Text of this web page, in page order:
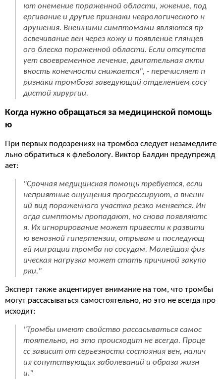
ют онемение пораженной области, жжение, под
ергивание и другие признаки неврологического н
арушения. Внешними симптомами являются пр
освечивание вен через кожу и появление глянцев
ого блеска пораженной области. Если отсутств
ует своевременное лечение, двигательная акти
вность конечности снижается", - перечисляет п
ризнаки тромбоза заведующий отделением сосу
дистой хирургии.
Когда нужно обращаться за медицинской помощь
ю
При первых подозрениях на тромбоз следует незамедлите
льно обратиться к флебологу. Виктор Балдин предупрежд
ает:
"Срочная медицинская помощь требуется, если
неприятные ощущения прогрессируют, а внешн
ий вид пораженного участка резко меняется. Ин
огда симптомы пропадают, но снова появляютс
я. Их игнорирование может привести к развити
ю венозной гипертензии, отрывам и последующ
ей миграции тромба по сосудам. Малейшая физ
ическая нагрузка может стать причиной закупо
рки."
Эксперт также акцентирует внимание на том, что тромбы
могут рассасываться самостоятельно, но это не всегда про
исходит:
"Тромбы имеют свойство рассасываться самос
тоятельно, но это происходит не всегда. Проце
сс зависит от серьезности состояния вен, налич
ия сопутствующих заболеваний и образа жизн
и."